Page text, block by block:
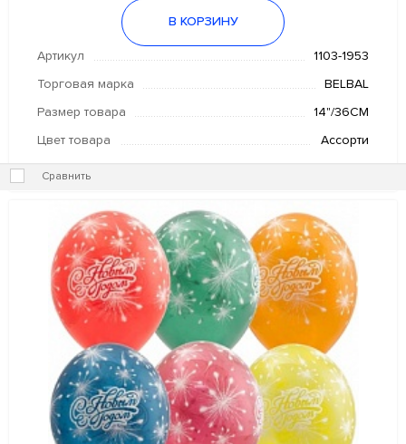
В КОРЗИНУ
Артикул 1103-1953
Торговая марка BELBAL
Размер товара 14"/36СМ
Цвет товара Ассорти
Сравнить